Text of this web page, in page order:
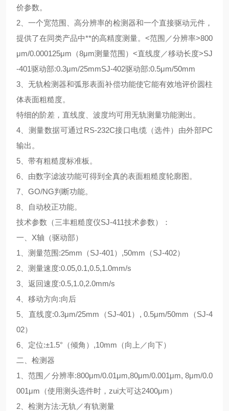
价参数。
2、一个宽范围、高分辨率的检测器和一个直接驱动元件，
提供了在同类产品中**的高精度测量。<范围／分辨率>800
μm/0.000125μm（8μm测量范围）<直线度／移动长度>SJ
-401驱动部:0.3μm/25mmSJ-402驱动部:0.5μm/50mm
3、无轨检测器和弧形表面补偿功能使它能有效地评价圆柱
体表面粗糙度。
特细的阶差，直线度、波度均可用无轨测量功能测出。
4、测量数据可通过RS-232C接口电缆（选件）由外部PC
输出。
5、带有粗糙度标准板。
6、由数字滤波功能可得到全真的表面粗糙度轮廓图。
7、GO/NG判断功能。
8、自动校正功能。
技术参数（三丰粗糙度仪SJ-411技术参数）：
一、X轴（驱动部）
1、测量范围:25mm（SJ-401）,50mm（SJ-402）
2、测量速度:0.05,0.1,0.5,1.0mm/s
3、返回速度:0.5,1.0,2.0mm/s
4、移动方向:向后
5、直线度:0.3μm/25mm（SJ-401）, 0.5μm/50mm（SJ-4
02）
6、定位:±1.5°（倾角）,10mm（向上／向下）
二、检测器
1、范围／分辨率:800μm/0.01μm,80μm/0.001μm, 8μm/0.0
001μm（使用测头选件时，zui大可达2400μm）
2、检测方法:无轨／有轨测量